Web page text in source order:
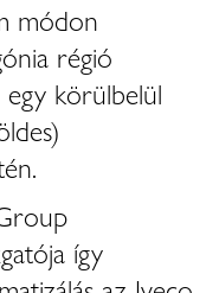
módon
régió
körülbelül
így